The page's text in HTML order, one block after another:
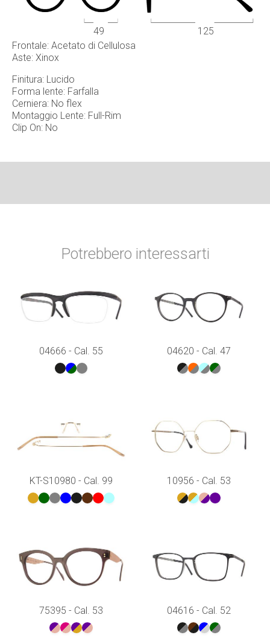
Frontale: Acetato di Cellulosa
Aste: Xinox
Finitura: Lucido
Forma lente: Farfalla
Cerniera: No flex
Montaggio Lente: Full-Rim
Clip On: No
49 125
Potrebbero interessarti
04666 - Cal. 55 04620 - Cal. 47
KT-S10980 - Cal. 99 10956 - Cal. 53
75395 - Cal. 53 04616 - Cal. 52